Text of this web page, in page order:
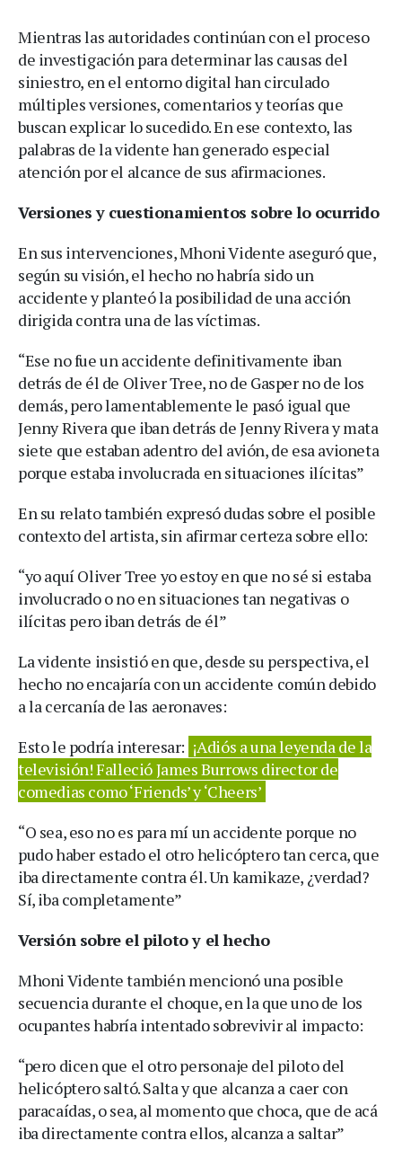
Mientras las autoridades continúan con el proceso
de investigación para determinar las causas del
siniestro, en el entorno digital han circulado
múltiples versiones, comentarios y teorías que
buscan explicar lo sucedido. En ese contexto, las
palabras de la vidente han generado especial
atención por el alcance de sus afirmaciones.
Versiones y cuestionamientos sobre lo ocurrido
En sus intervenciones, Mhoni Vidente aseguró que,
según su visión, el hecho no habría sido un
accidente y planteó la posibilidad de una acción
dirigida contra una de las víctimas.
“Ese no fue un accidente definitivamente iban
detrás de él de Oliver Tree, no de Gasper no de los
demás, pero lamentablemente le pasó igual que
Jenny Rivera que iban detrás de Jenny Rivera y mata
siete que estaban adentro del avión, de esa avioneta
porque estaba involucrada en situaciones ilícitas”
En su relato también expresó dudas sobre el posible
contexto del artista, sin afirmar certeza sobre ello:
“yo aquí Oliver Tree yo estoy en que no sé si estaba
involucrado o no en situaciones tan negativas o
ilícitas pero iban detrás de él”
La vidente insistió en que, desde su perspectiva, el
hecho no encajaría con un accidente común debido
a la cercanía de las aeronaves:
Esto le podría interesar: ¡Adiós a una leyenda de la
televisión! Falleció James Burrows director de
comedias como ‘Friends’ y ‘Cheers’
“O sea, eso no es para mí un accidente porque no
pudo haber estado el otro helicóptero tan cerca, que
iba directamente contra él. Un kamikaze, ¿verdad?
Sí, iba completamente”
Versión sobre el piloto y el hecho
Mhoni Vidente también mencionó una posible
secuencia durante el choque, en la que uno de los
ocupantes habría intentado sobrevivir al impacto:
“pero dicen que el otro personaje del piloto del
helicóptero saltó. Salta y que alcanza a caer con
paracaídas, o sea, al momento que choca, que de acá
iba directamente contra ellos, alcanza a saltar”